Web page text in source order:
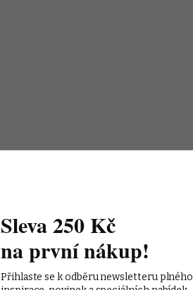
Sleva 250 Kč
na první nákup!
Přihlaste se k odběru newsletteru plného